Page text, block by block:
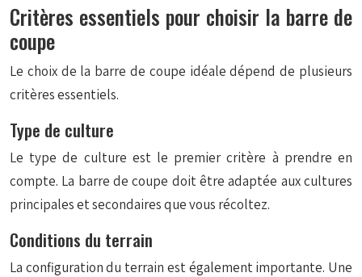
Critères essentiels pour choisir la barre de
coupe
Le choix de la barre de coupe idéale dépend de plusieurs
critères essentiels.
Type de culture
Le type de culture est le premier critère à prendre en
compte. La barre de coupe doit être adaptée aux cultures
principales et secondaires que vous récoltez.
Conditions du terrain
La configuration du terrain est également importante. Une